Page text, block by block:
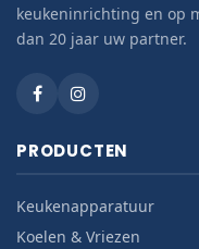
keukeninrichting en op
dan 20 jaar uw partner.
PRODUCTEN
Keukenapparatuur
Koelen & Vriezen